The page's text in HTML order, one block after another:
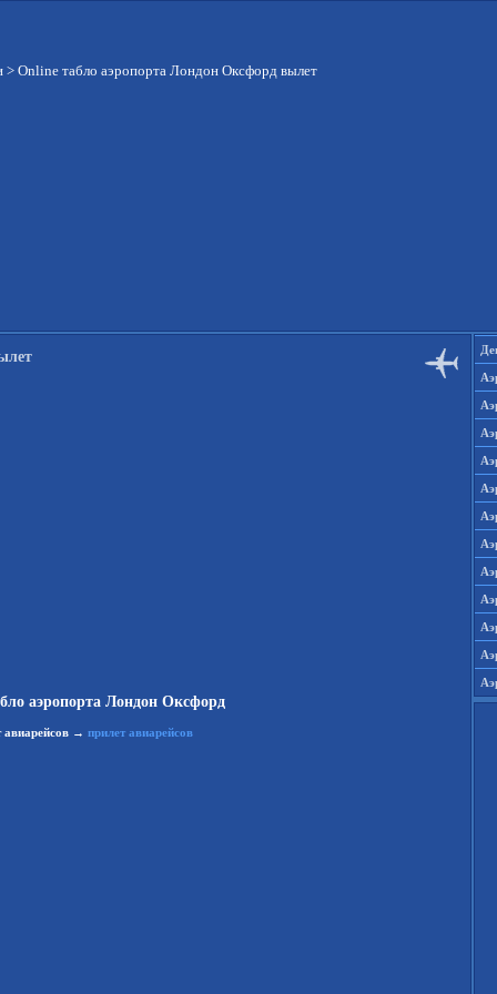
> Online табло аэропорта Лондон Оксфорд вылет
аэропорта Лондон Оксфорд
авиарейсов → прилет авиарейсов